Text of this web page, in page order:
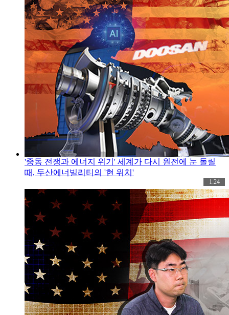
'중동 전쟁과 에너지 위기' 세계가 다시 원전에 눈 돌릴
때, 두산에너빌리티의 '현 위치'
1:24